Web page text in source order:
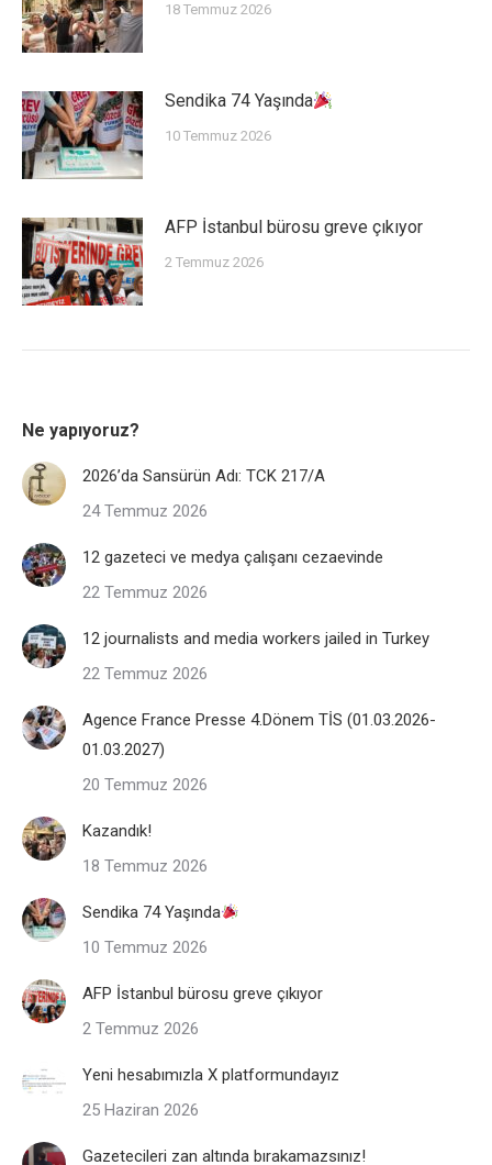
18 Temmuz 2026
Sendika 74 Yaşında
10 Temmuz 2026
AFP İstanbul bürosu greve çıkıyor
2 Temmuz 2026
Ne yapıyoruz?
2026’da Sansürün Adı: TCK 217/A
24 Temmuz 2026
12 gazeteci ve medya çalışanı cezaevinde
22 Temmuz 2026
12 journalists and media workers jailed in Turkey
22 Temmuz 2026
Agence France Presse 4.Dönem TİS (01.03.2026-
01.03.2027)
20 Temmuz 2026
Kazandık!
18 Temmuz 2026
Sendika 74 Yaşında
10 Temmuz 2026
AFP İstanbul bürosu greve çıkıyor
2 Temmuz 2026
Yeni hesabımızla X platformundayız
25 Haziran 2026
Gazetecileri zan altında bırakamazsınız!